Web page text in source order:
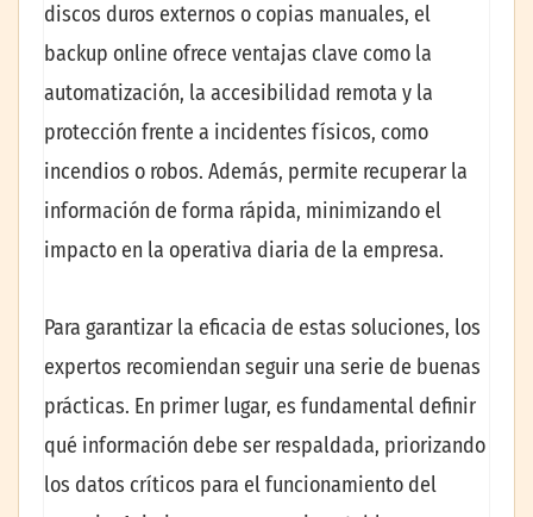
discos duros externos o copias manuales, el
backup online ofrece ventajas clave como la
automatización, la accesibilidad remota y la
protección frente a incidentes físicos, como
incendios o robos. Además, permite recuperar la
información de forma rápida, minimizando el
impacto en la operativa diaria de la empresa.
Para garantizar la eficacia de estas soluciones, los
expertos recomiendan seguir una serie de buenas
prácticas. En primer lugar, es fundamental definir
qué información debe ser respaldada, priorizando
los datos críticos para el funcionamiento del